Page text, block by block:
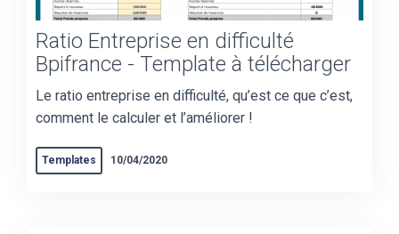
Ratio Entreprise en difficulté
Bpifrance - Template à télécharger
Le ratio entreprise en difficulté, qu’est ce que c’est,
comment le calculer et l’améliorer !
Templates 10/04/2020